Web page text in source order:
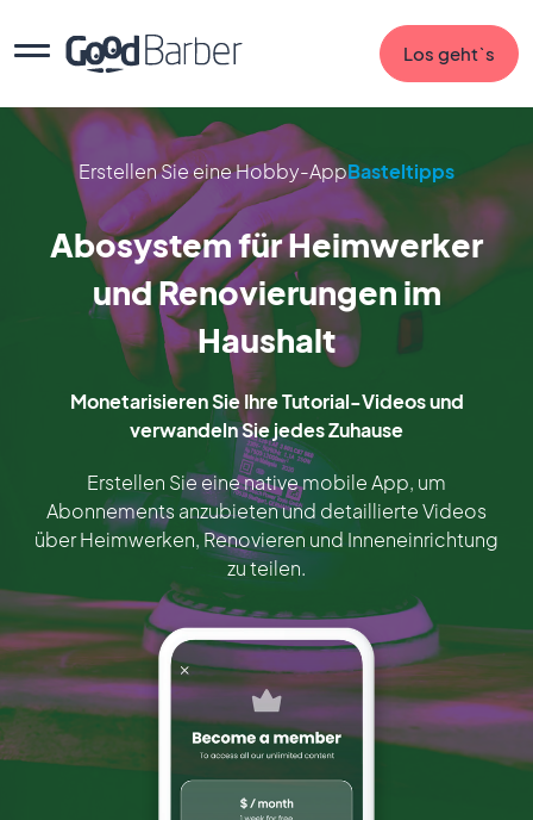
Los geht`s
Erstellen Sie eine Hobby-AppBasteltipps
Abosystem für Heimwerker
und Renovierungen im
Haushalt
Monetarisieren Sie Ihre Tutorial-Videos und
verwandeln Sie jedes Zuhause
Erstellen Sie eine native mobile App, um
Abonnements anzubieten und detaillierte Videos
über Heimwerken, Renovieren und Inneneinrichtung
zu teilen.